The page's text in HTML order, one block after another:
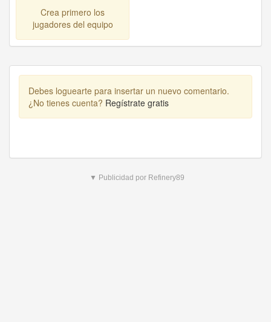
Crea primero los
jugadores del equipo
Debes loguearte para insertar un nuevo comentario.
¿No tienes cuenta? Regístrate gratis
▼ Publicidad por Refinery89